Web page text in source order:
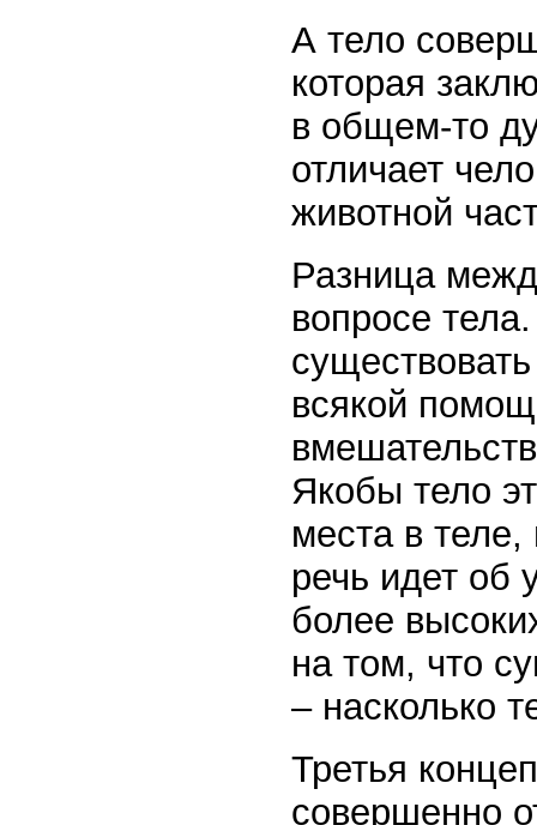
А тело
которая
в общем-то
отличает
животной
Разница
вопросе
всякой
Якобы тело
места в
речь идет об
более
на том, что
– насколько
Третья
совершенно